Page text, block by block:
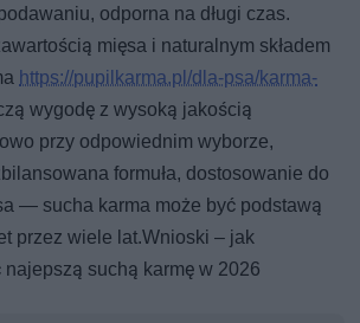
odporna na długi czas.
mięsa i naturalnym składem
https://pupilkarma.pl/dla-psa/karma-
wygodę z wysoką jakością
przy odpowiednim wyborze,
formuła, dostosowanie do
— sucha karma może być podstawą
przez wiele lat.Wnioski – jak
suchą karmę w 2026